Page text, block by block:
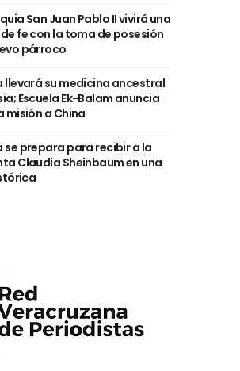
San Juan Pablo II vivirá una
fe con la toma de posesión
párroco
llevará su medicina ancestral
Escuela Ek-Balam anuncia
misión a China
se prepara para recibir a la
Claudia Sheinbaum en una